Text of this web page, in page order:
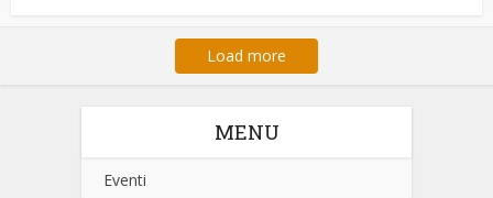
Load more
MENU
Eventi